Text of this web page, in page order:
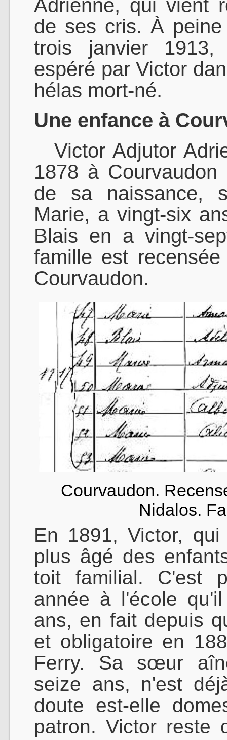
Adrienne, qui vient
de ses cris. À
trois janvier
espéré par Victor
hélas mort-né.
Une enfance à
Victor Adjutor
1878 à
de sa naissance,
Marie, a vingt-six
Blais en a vingt-
famille est
Courvaudon.
Courvaudon.
Nidalos.
En 1891, Victor,
plus âgé des
toit familial. C'est
année à l'école
ans, en fait depuis
et obligatoire en
Ferry. Sa sœur
seize ans, n'est
doute est-elle
patron. Victor